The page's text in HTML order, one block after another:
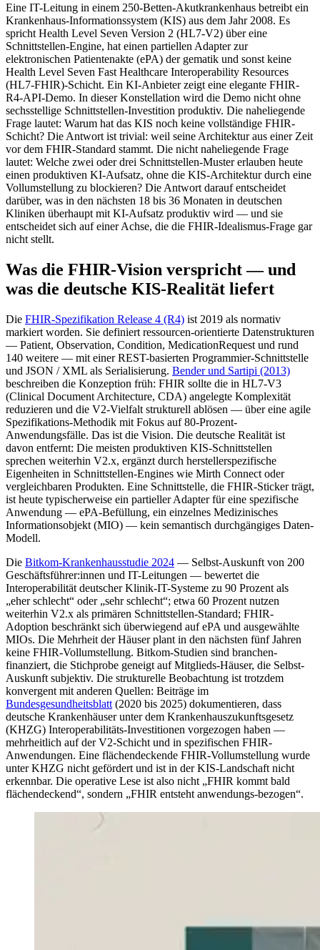
Eine IT-Leitung in einem 250-Betten-Akutkrankenhaus betreibt ein
Krankenhaus-Informationssystem (KIS) aus dem Jahr 2008. Es
spricht Health Level Seven Version 2 (HL7-V2) über eine
Schnittstellen-Engine, hat einen partiellen Adapter zur
elektronischen Patientenakte (ePA) der gematik und sonst keine
Health Level Seven Fast Healthcare Interoperability Resources
(HL7-FHIR)-Schicht. Ein KI-Anbieter zeigt eine elegante FHIR-
R4-API-Demo. In dieser Konstellation wird die Demo nicht ohne
sechsstellige Schnittstellen-Investition produktiv. Die naheliegende
Frage lautet: Warum hat das KIS noch keine vollständige FHIR-
Schicht? Die Antwort ist trivial: weil seine Architektur aus einer Zeit
vor dem FHIR-Standard stammt. Die nicht naheliegende Frage
lautet: Welche zwei oder drei Schnittstellen-Muster erlauben heute
einen produktiven KI-Aufsatz, ohne die KIS-Architektur durch eine
Vollumstellung zu blockieren? Die Antwort darauf entscheidet
darüber, was in den nächsten 18 bis 36 Monaten in deutschen
Kliniken überhaupt mit KI-Aufsatz produktiv wird — und sie
entscheidet sich auf einer Achse, die die FHIR-Idealismus-Frage gar
nicht stellt.
Was die FHIR-Vision verspricht — und
was die deutsche KIS-Realität liefert
Die FHIR-Spezifikation Release 4 (R4) ist 2019 als normativ
markiert worden. Sie definiert ressourcen-orientierte Datenstrukturen
— Patient, Observation, Condition, MedicationRequest und rund
140 weitere — mit einer REST-basierten Programmier-Schnittstelle
und JSON / XML als Serialisierung. Bender und Sartipi (2013)
beschreiben die Konzeption früh: FHIR sollte die in HL7-V3
(Clinical Document Architecture, CDA) angelegte Komplexität
reduzieren und die V2-Vielfalt strukturell ablösen — über eine agile
Spezifikations-Methodik mit Fokus auf 80-Prozent-
Anwendungsfälle. Das ist die Vision. Die deutsche Realität ist
davon entfernt: Die meisten produktiven KIS-Schnittstellen
sprechen weiterhin V2.x, ergänzt durch herstellerspezifische
Eigenheiten in Schnittstellen-Engines wie Mirth Connect oder
vergleichbaren Produkten. Eine Schnittstelle, die FHIR-Sticker trägt,
ist heute typischerweise ein partieller Adapter für eine spezifische
Anwendung — ePA-Befüllung, ein einzelnes Medizinisches
Informationsobjekt (MIO) — kein semantisch durchgängiges Daten-
Modell.
Die Bitkom-Krankenhausstudie 2024 — Selbst-Auskunft von 200
Geschäftsführer:innen und IT-Leitungen — bewertet die
Interoperabilität deutscher Klinik-IT-Systeme zu 90 Prozent als
„eher schlecht“ oder „sehr schlecht“; etwa 60 Prozent nutzen
weiterhin V2.x als primären Schnittstellen-Standard; FHIR-
Adoption beschränkt sich überwiegend auf ePA und ausgewählte
MIOs. Die Mehrheit der Häuser plant in den nächsten fünf Jahren
keine FHIR-Vollumstellung. Bitkom-Studien sind branchen-
finanziert, die Stichprobe geneigt auf Mitglieds-Häuser, die Selbst-
Auskunft subjektiv. Die strukturelle Beobachtung ist trotzdem
konvergent mit anderen Quellen: Beiträge im
Bundesgesundheitsblatt (2020 bis 2025) dokumentieren, dass
deutsche Krankenhäuser unter dem Krankenhauszukunftsgesetz
(KHZG) Interoperabilitäts-Investitionen vorgezogen haben —
mehrheitlich auf der V2-Schicht und in spezifischen FHIR-
Anwendungen. Eine flächendeckende FHIR-Vollumstellung wurde
unter KHZG nicht gefördert und ist in der KIS-Landschaft nicht
erkennbar. Die operative Lese ist also nicht „FHIR kommt bald
flächendeckend“, sondern „FHIR entsteht anwendungs-bezogen“.